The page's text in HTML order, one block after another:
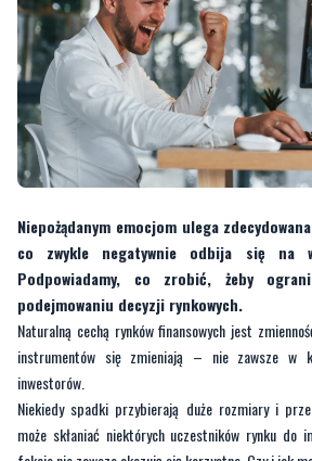
Niepożądanym emocjom ulega
co zwykle negatywnie odbija się na
Podpowiadamy, co zrobić, żeby
podejmowaniu decyzji rynkowych.
Naturalną cechą rynków finansowych jest
instrumentów się zmieniają – nie zawsze w
inwestorów.
Niekiedy spadki przybierają duże rozmiary i
może skłaniać niektórych uczestników rynku do